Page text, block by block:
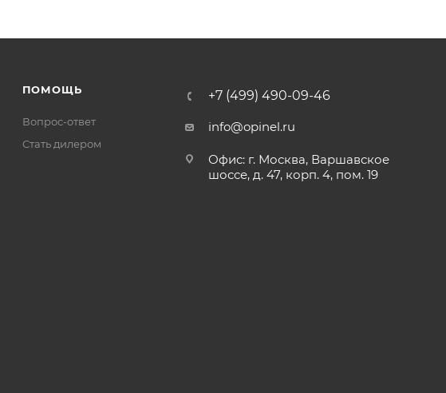
ПОМОЩЬ
Вопрос-ответ
Стать дилером
+7 (499) 490-09-46
info@opinel.ru
Офис: г. Москва, Варшавское
шоссе, д. 47, корп. 4, пом. 19